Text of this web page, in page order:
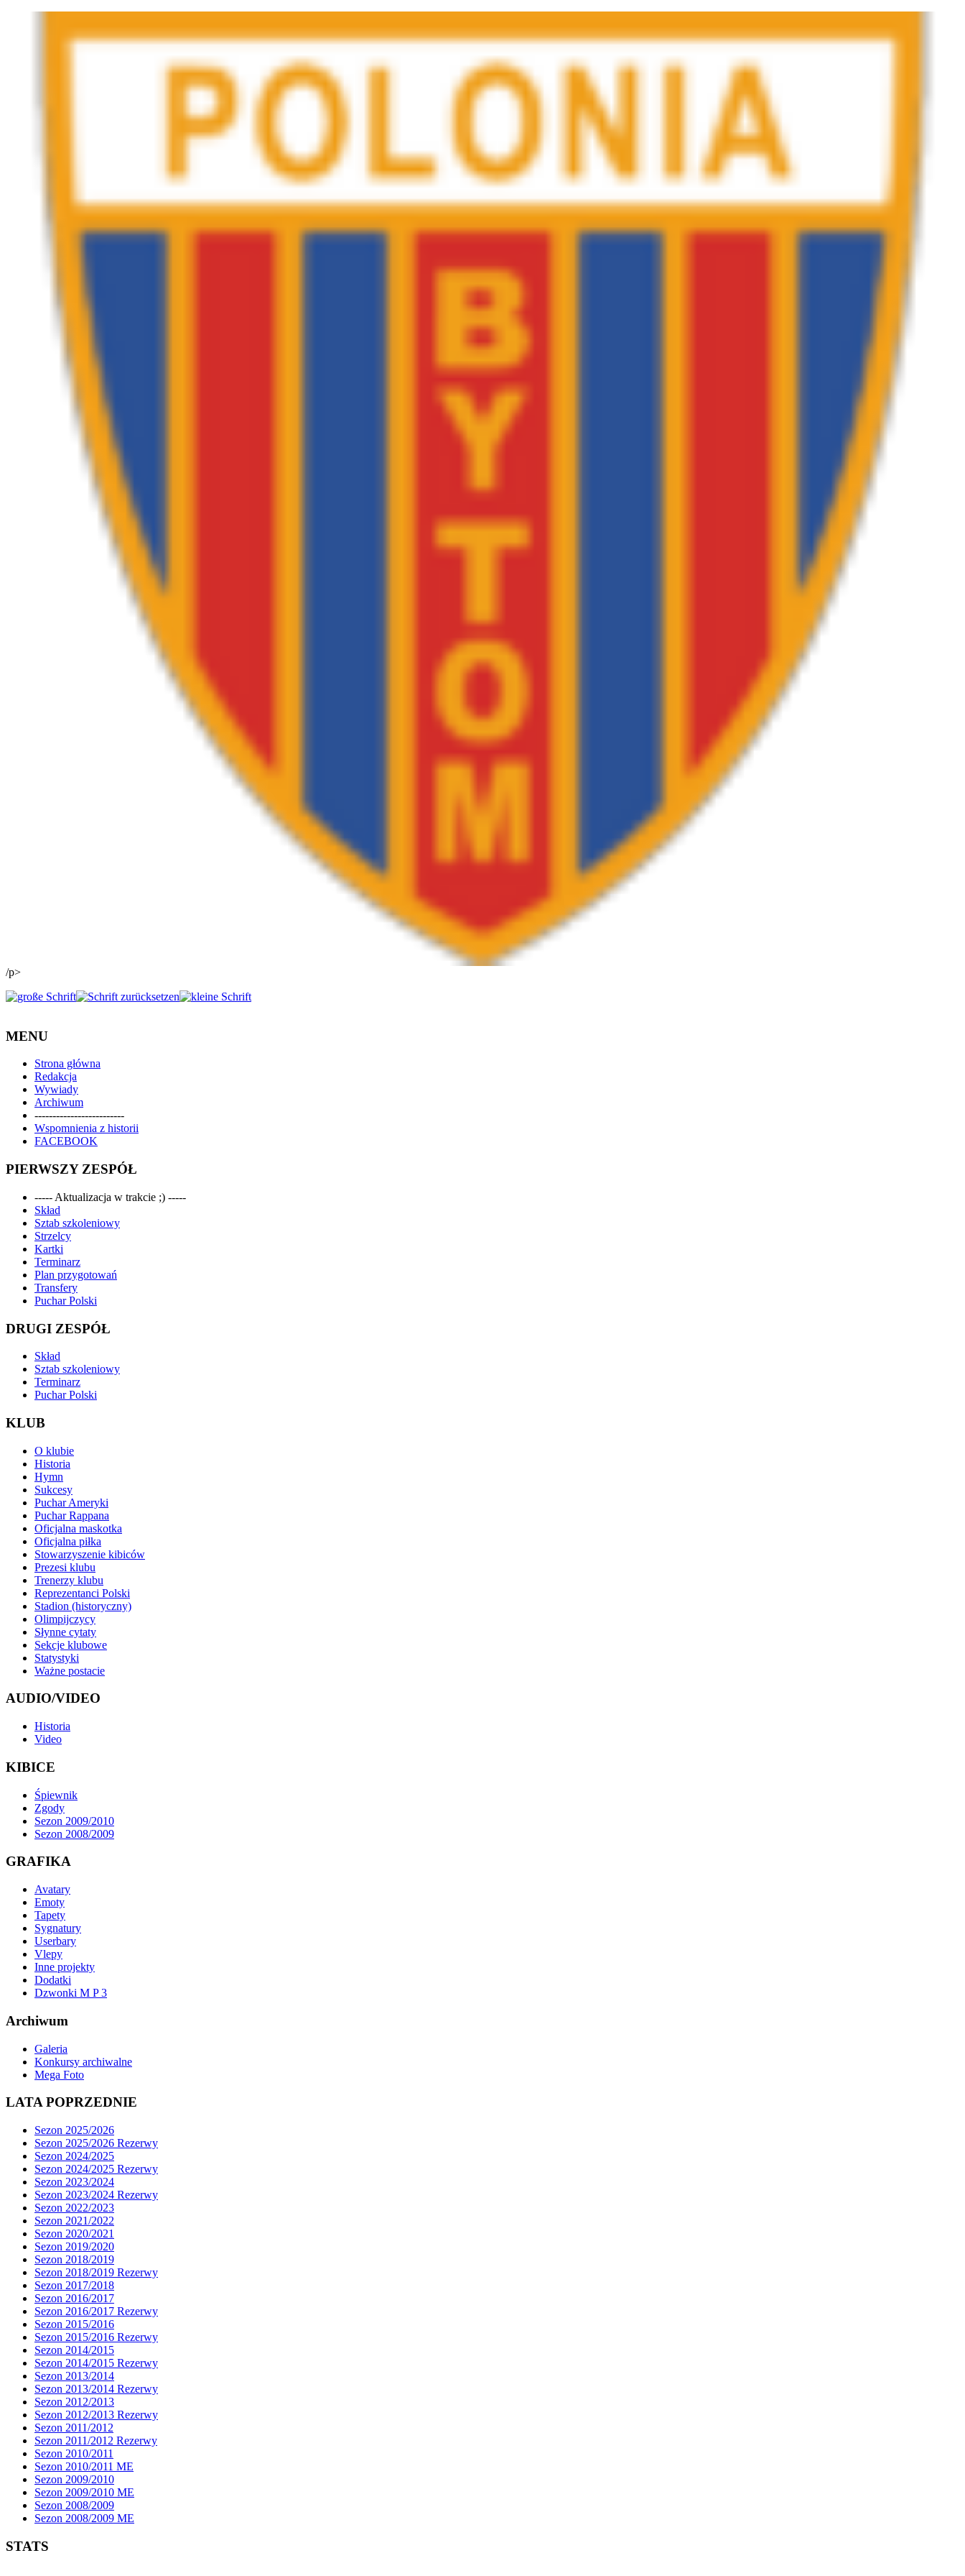
/p>
MENU
Strona główna
Redakcja
Wywiady
Archiwum
-------------------------
Wspomnienia z historii
FACEBOOK
PIERWSZY ZESPÓŁ
----- Aktualizacja w trakcie ;) -----
Skład
Sztab szkoleniowy
Strzelcy
Kartki
Terminarz
Plan przygotowań
Transfery
Puchar Polski
DRUGI ZESPÓŁ
Skład
Sztab szkoleniowy
Terminarz
Puchar Polski
KLUB
O klubie
Historia
Hymn
Sukcesy
Puchar Ameryki
Puchar Rappana
Oficjalna maskotka
Oficjalna piłka
Stowarzyszenie kibiców
Prezesi klubu
Trenerzy klubu
Reprezentanci Polski
Stadion (historyczny)
Olimpijczycy
Słynne cytaty
Sekcje klubowe
Statystyki
Ważne postacie
AUDIO/VIDEO
Historia
Video
KIBICE
Śpiewnik
Zgody
Sezon 2009/2010
Sezon 2008/2009
GRAFIKA
Avatary
Emoty
Tapety
Sygnatury
Userbary
Vlepy
Inne projekty
Dodatki
Dzwonki M P 3
Archiwum
Galeria
Konkursy archiwalne
Mega Foto
LATA POPRZEDNIE
Sezon 2025/2026
Sezon 2025/2026 Rezerwy
Sezon 2024/2025
Sezon 2024/2025 Rezerwy
Sezon 2023/2024
Sezon 2023/2024 Rezerwy
Sezon 2022/2023
Sezon 2021/2022
Sezon 2020/2021
Sezon 2019/2020
Sezon 2018/2019
Sezon 2018/2019 Rezerwy
Sezon 2017/2018
Sezon 2016/2017
Sezon 2016/2017 Rezerwy
Sezon 2015/2016
Sezon 2015/2016 Rezerwy
Sezon 2014/2015
Sezon 2014/2015 Rezerwy
Sezon 2013/2014
Sezon 2013/2014 Rezerwy
Sezon 2012/2013
Sezon 2012/2013 Rezerwy
Sezon 2011/2012
Sezon 2011/2012 Rezerwy
Sezon 2010/2011
Sezon 2010/2011 ME
Sezon 2009/2010
Sezon 2009/2010 ME
Sezon 2008/2009
Sezon 2008/2009 ME
STATS